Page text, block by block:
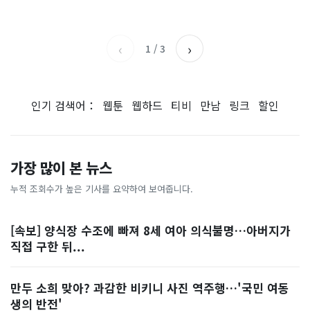
‹ 1 / 3 ›
인기 검색어： 웹툰 웹하드 티비 만남 링크 할인
가장 많이 본 뉴스
누적 조회수가 높은 기사를 요약하여 보여줍니다.
[속보] 양식장 수조에 빠져 8세 여아 의식불명…아버지가
직접 구한 뒤...
만두 소희 맞아? 과감한 비키니 사진 역주행…'국민 여동
생의 반전'